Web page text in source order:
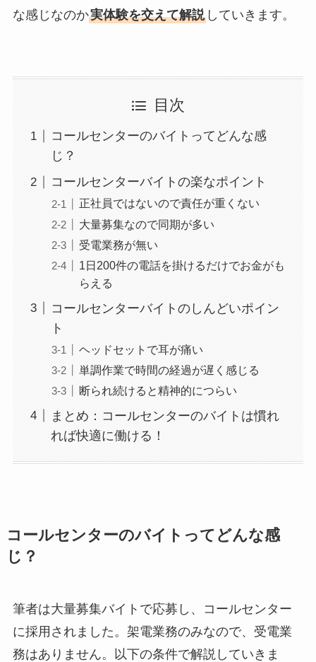
な感じなのか実体験を交えて解説していきます。
目次
コールセンターのバイトってどんな感
じ？
コールセンターバイトの楽なポイント
正社員ではないので責任が重くない
大量募集なので同期が多い
受電業務が無い
1日200件の電話を掛けるだけでお金がも
らえる
コールセンターバイトのしんどいポイン
ト
ヘッドセットで耳が痛い
単調作業で時間の経過が遅く感じる
断られ続けると精神的につらい
まとめ：コールセンターのバイトは慣れ
れば快適に働ける！
コールセンターのバイトってどんな感
じ？
筆者は大量募集バイトで応募し、コールセンター
に採用されました。架電業務のみなので、受電業
務はありません。以下の条件で解説していきま